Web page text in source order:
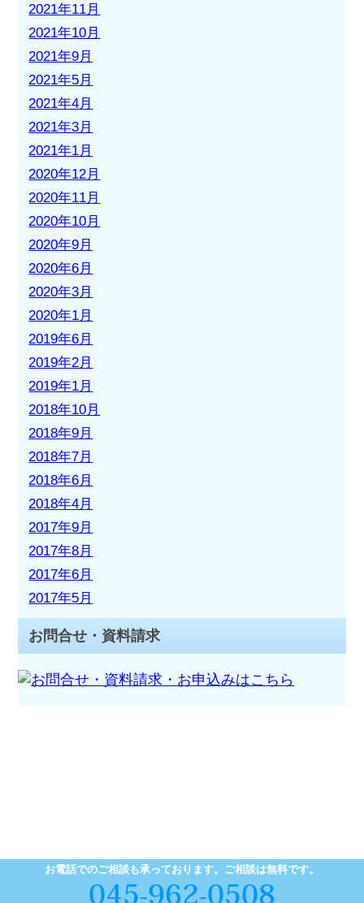
2021年11月
2021年10月
2021年9月
2021年5月
2021年4月
2021年3月
2021年1月
2020年12月
2020年11月
2020年10月
2020年9月
2020年6月
2020年3月
2020年1月
2019年6月
2019年2月
2019年1月
2018年10月
2018年9月
2018年7月
2018年6月
2018年4月
2017年9月
2017年8月
2017年6月
2017年5月
お問合せ・資料請求
お電話でのご相談も承っております。ご相談は無料です。
045-962-0508